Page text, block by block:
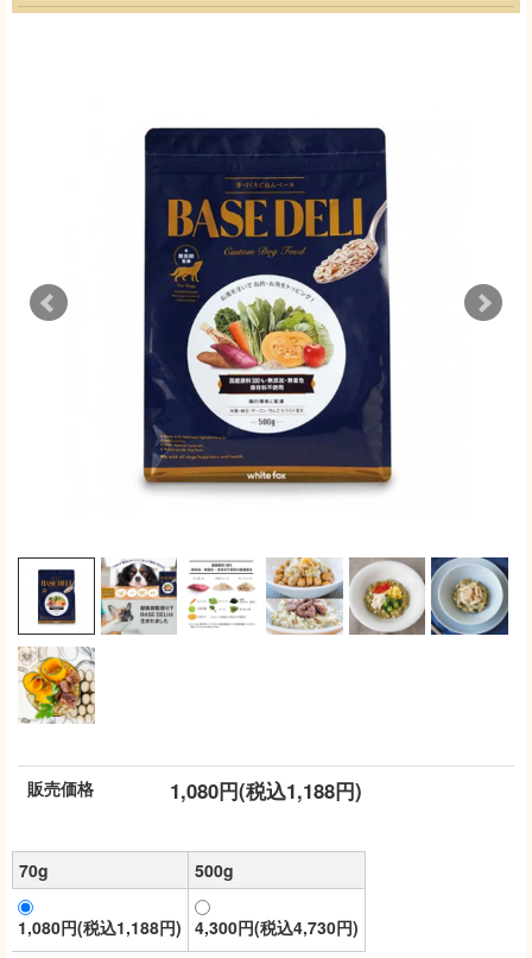
販売価格 1,080円(税込1,188円)
70g 500g
1,080円(税込1,188円) 4,300円(税込4,730円)